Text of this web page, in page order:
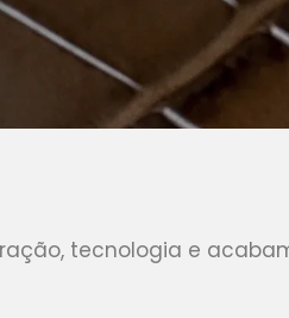
tecnologia e